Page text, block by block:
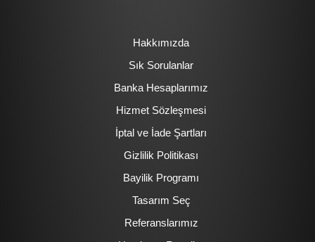
Hakkımızda
Sık Sorulanlar
Banka Hesaplarımız
Hizmet Sözleşmesi
İptal ve İade Şartları
Gizlilik Politikası
Bayilik Programı
Tasarım Seç
Referanslarımız